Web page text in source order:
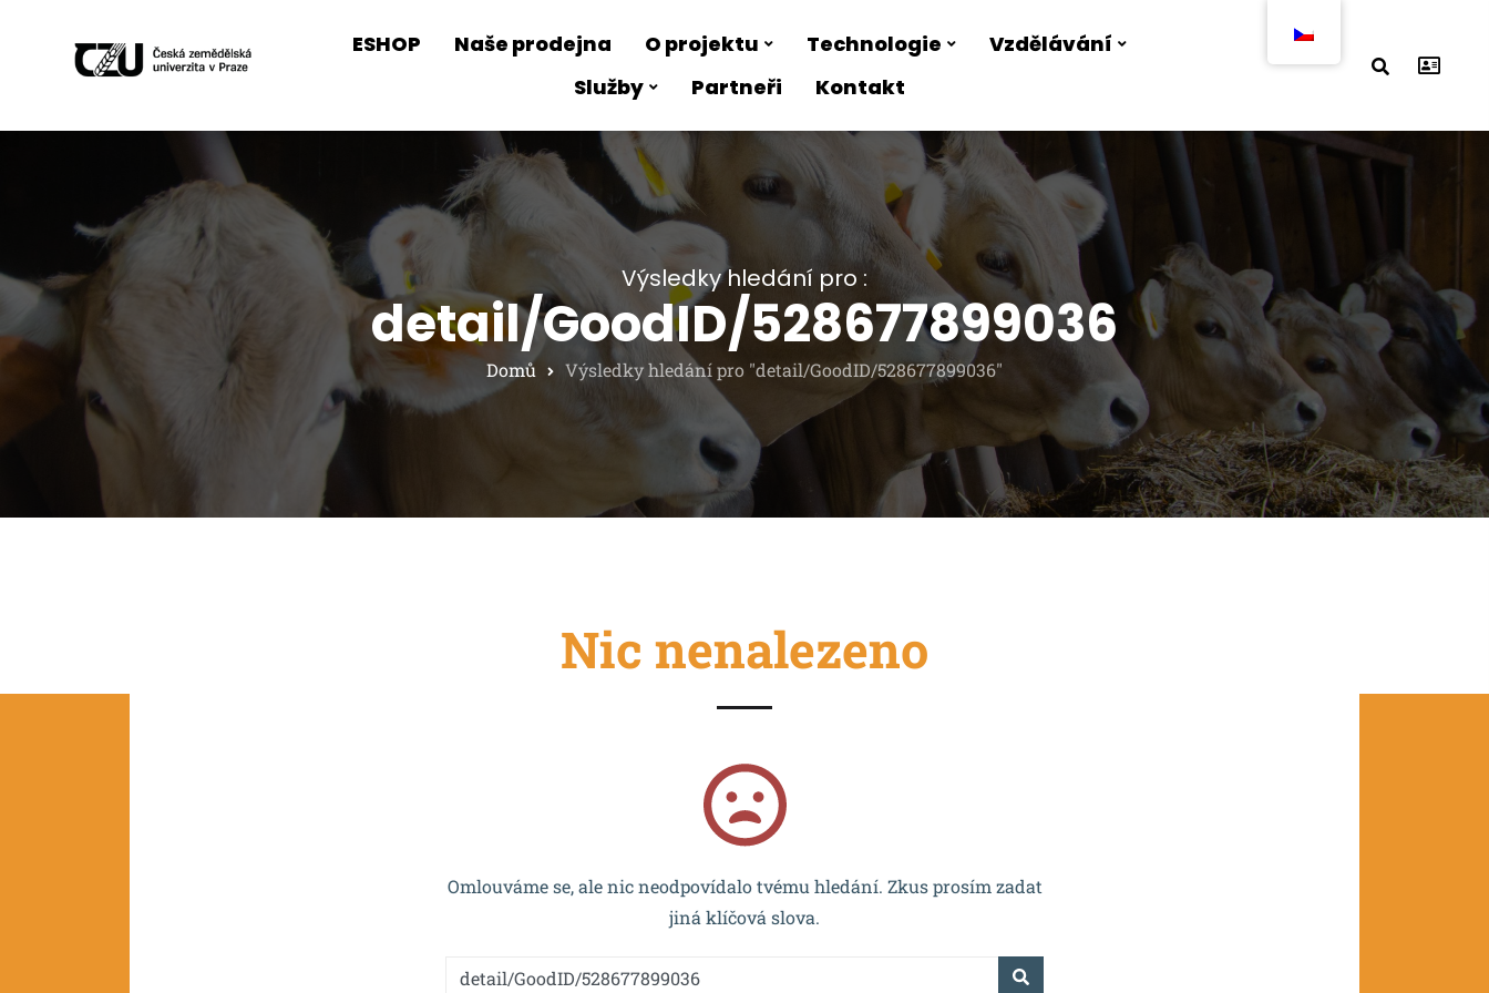
ESHOP Naše prodejna O projektu Technologie
Vzdělávání
Služby
Partneři Kontakt
Výsledky hledání pro :
detail/GoodID/528677899036
Domů Výsledky hledání pro "detail/GoodID/528677899036"
Nic nenalezeno
Omlouváme se, ale nic neodpovídalo tvému hledání. Zkus prosím zadat
jiná klíčová slova.